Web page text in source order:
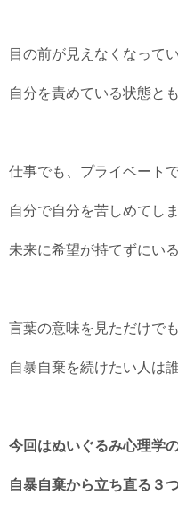
目の前が見えなくなって
自分を責めている状態と
仕事でも、プライベートで
自分で自分を苦しめてしま
未来に希望が持てずにい
言葉の意味を見ただけでも
自暴自棄を続けたい人は
今回はぬいぐるみ心理学の
自暴自棄から立ち直る３